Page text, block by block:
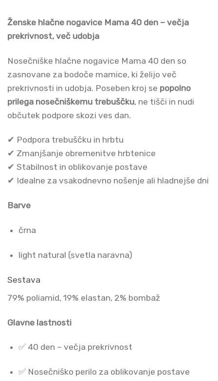
Ženske hlačne nogavice Mama 40 den – večja
prekrivnost, več udobja
Nosečniške hlačne nogavice Mama 40 den so
zasnovane za bodoče mamice, ki želijo več
prekrivnosti in udobja. Poseben kroj se popolno
prilega nosečniškemu trebuščku, ne tišči in nudi
občutek podpore skozi ves dan.
✔ Podpora trebuščku in hrbtu
✔ Zmanjšanje obremenitve hrbtenice
✔ Stabilnost in oblikovanje postave
✔ Idealne za vsakodnevno nošenje ali hladnejše dni
Barve
črna
light natural (svetla naravna)
Sestava
79% poliamid, 19% elastan, 2% bombaž
Glavne lastnosti
✅ 40 den – večja prekrivnost
✅ Nosečniško perilo za oblikovanje postave